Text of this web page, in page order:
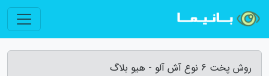
روش پخت 6 نوع آش آلو - هیو بلاگ